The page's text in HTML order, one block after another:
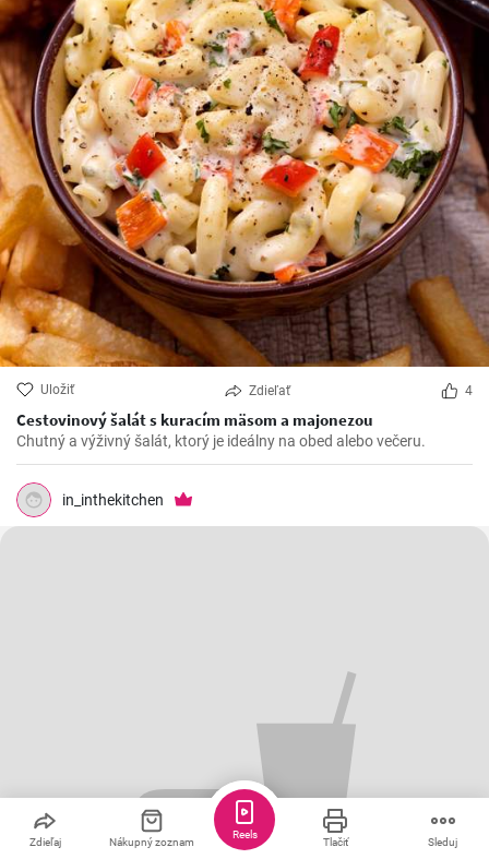
Uložiť Zdieľať 4
Cestovinový šalát s kuracím mäsom a majonezou
Chutný a výživný šalát, ktorý je ideálny na obed alebo večeru.
in_inthekitchen
Zdieľaj Nákupný zoznam Tlačiť Sleduj
Reels